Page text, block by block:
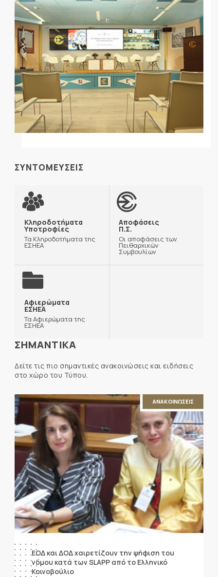
ΣΥΝΤΟΜΕΥΣΕΙΣ
Κληροδοτήματα
Υποτροφίες
Τα Κληροδοτήματα της
ΕΣΗΕΑ
Αποφάσεις
Π.Σ.
Οι αποφάσεις των
Πειθαρχικών
Συμβουλίων
Αφιερώματα
ΕΣΗΕΑ
Τα Αφιερώματα της
ΕΣΗΕΑ
ΣΗΜΑΝΤΙΚΑ
Δείτε τις πιο σημαντικές ανακοινώσεις και ειδήσεις
στο χώρο του Τύπου.
ΑΝΑΚΟΙΝΩΣΕΙΣ
ΕΟΔ και ΔΟΔ χαιρετίζουν την ψήφιση του
νόμου κατά των SLAPP από το Ελληνικό
Κοινοβούλιο